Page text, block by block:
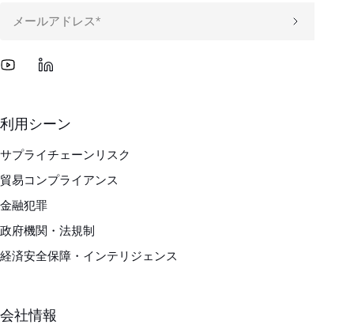
利用シーン
サプライチェーンリスク
貿易コンプライアンス
金融犯罪
政府機関・法規制
経済安全保障・インテリジェンス
会社情報